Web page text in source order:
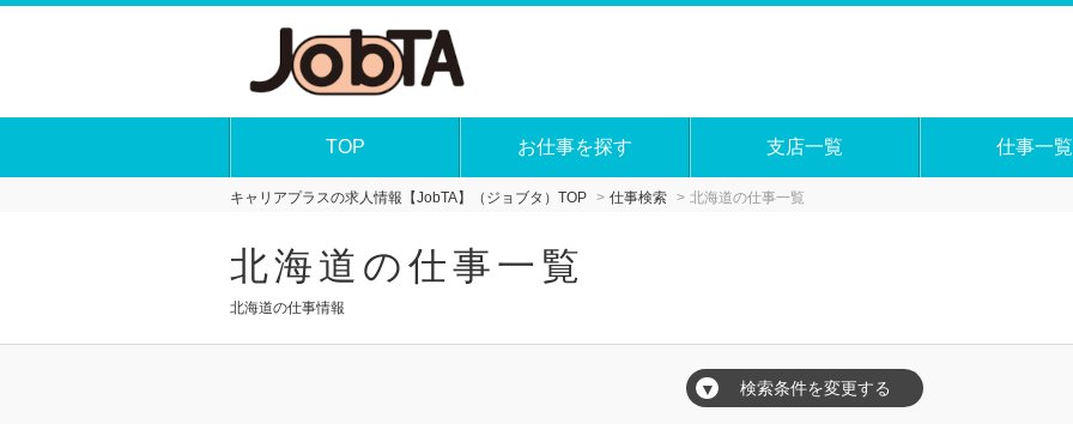
TOP お仕事を探す 支店一覧 仕事一覧
キャリアプラスの求人情報【JobTA】（ジョブタ）TOP 仕事検索 北海道の仕事一覧
北海道の仕事一覧
北海道の仕事情報
▼ 検索条件を変更する